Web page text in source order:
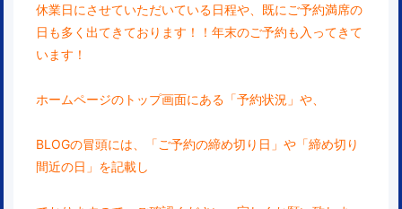
休業日にさせていただいている日程や、既にご予約満席の
日も多く出てきております！！年末のご予約も入ってきて
います！
ホームページのトップ画面にある「予約状況」や、
BLOGの冒頭には、「ご予約の締め切り日」や「締め切り
間近の日」を記載し